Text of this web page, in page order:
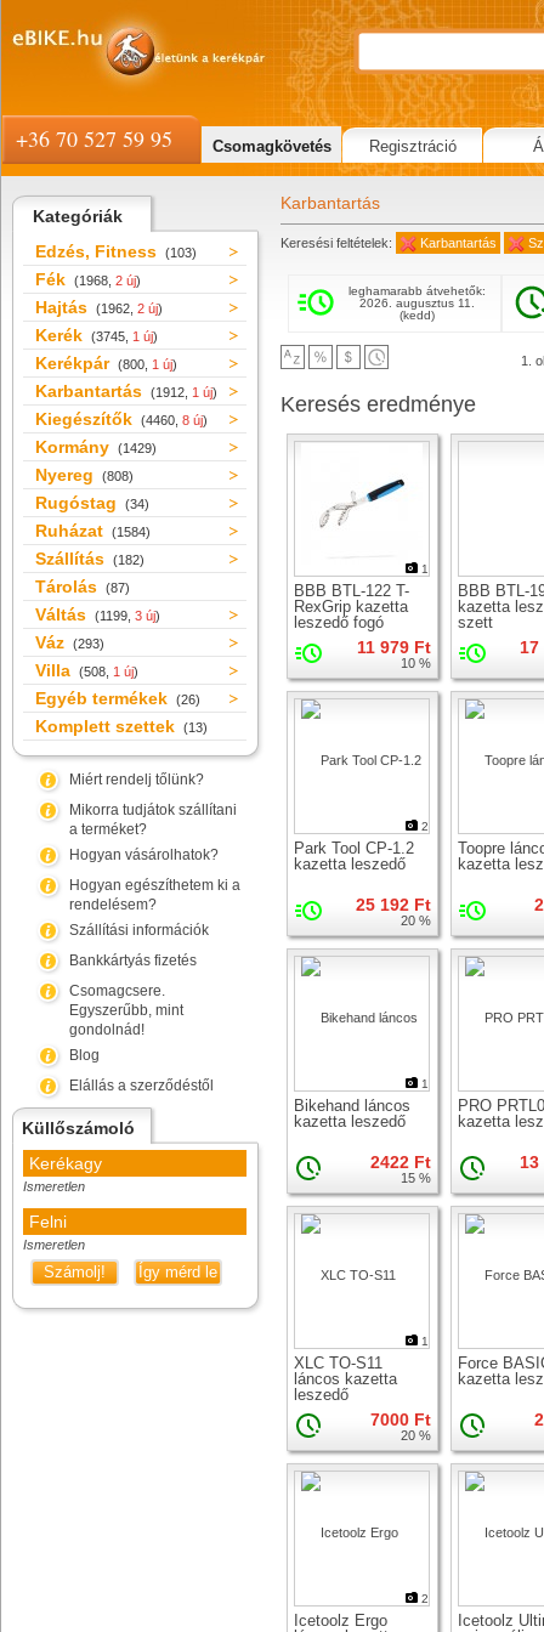
Kategóriák
Edzés, Fitness (103)
Fék (1968, 2 új)
Hajtás (1962, 2 új)
Kerék (3745, 1 új)
Kerékpár (800, 1 új)
Karbantartás (1912, 1 új)
Kiegészítők (4460, 8 új)
Kormány (1429)
Nyereg (808)
Rugóstag (34)
Ruházat (1584)
Szállítás (182)
Tárolás (87)
Váltás (1199, 3 új)
Váz (293)
Villa (508, 1 új)
Egyéb termékek (26)
Komplett szettek (13)
Miért rendelj tőlünk?
Mikorra tudjátok szállítani
a terméket?
Hogyan vásárolhatok?
Hogyan egészíthetem ki a
rendelésem?
Szállítási információk
Bankkártyás fizetés
Csomagcsere.
Egyszerűbb, mint
gondolnád!
Blog
Elállás a szerződéstől
Küllőszámoló
Kerékagy
Ismeretlen
Felni
Ismeretlen
Számolj! Így mérd le
Karbantartás
Keresési feltételek: Karbantartás
leghamarabb átvehetők:
2026. augusztus 11.
(kedd)
1.
Keresés eredménye
1
BBB BTL-122 T-
RexGrip kazetta
leszedő fogó
11 979 Ft
10 %
BBB BTL-
kazetta
szett
17
2
Park Tool CP-1.2
kazetta leszedő
25 192 Ft
20 %
Toopre
kazetta
1
Bikehand láncos
kazetta leszedő
2422 Ft
15 %
PRO
kazetta
13
1
XLC TO-S11
láncos kazetta
leszedő
7000 Ft
20 %
Force
kazetta
2
Icetoolz Ergo
Icetoolz
+36 70 527 59 95 Csomagkövetés Regisztráció